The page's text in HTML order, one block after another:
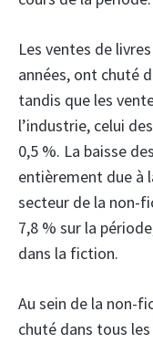
Les ventes de
années, ont chuté
tandis que les
l’industrie, celui
0,5 %. La baisse
entièrement due à
secteur de la non-
7,8 % sur la
dans la fiction.
Au sein de la non-
chuté dans tous